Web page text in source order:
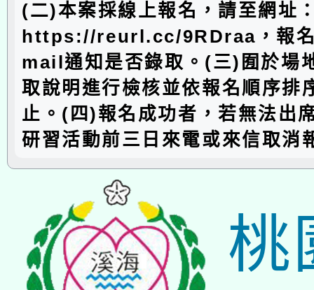
(二)本案採線上報名，請至網址
https://reurl.cc/9RDraa，報
mail通知是否錄取。(三)囿於場
取說明進行檢核並依報名順序排
止。(四)報名成功者，若無法出
研習活動前三日來電或來信取消
桃